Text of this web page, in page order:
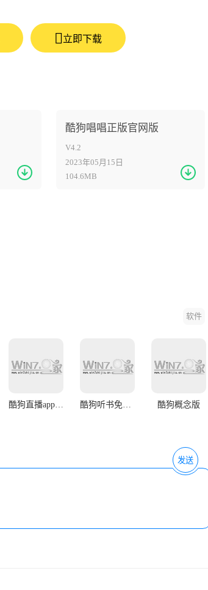
立即下载
酷狗唱唱正版官网版
104.6MB
V4.2
2023年05月15日
软件
酷狗概念版
发送